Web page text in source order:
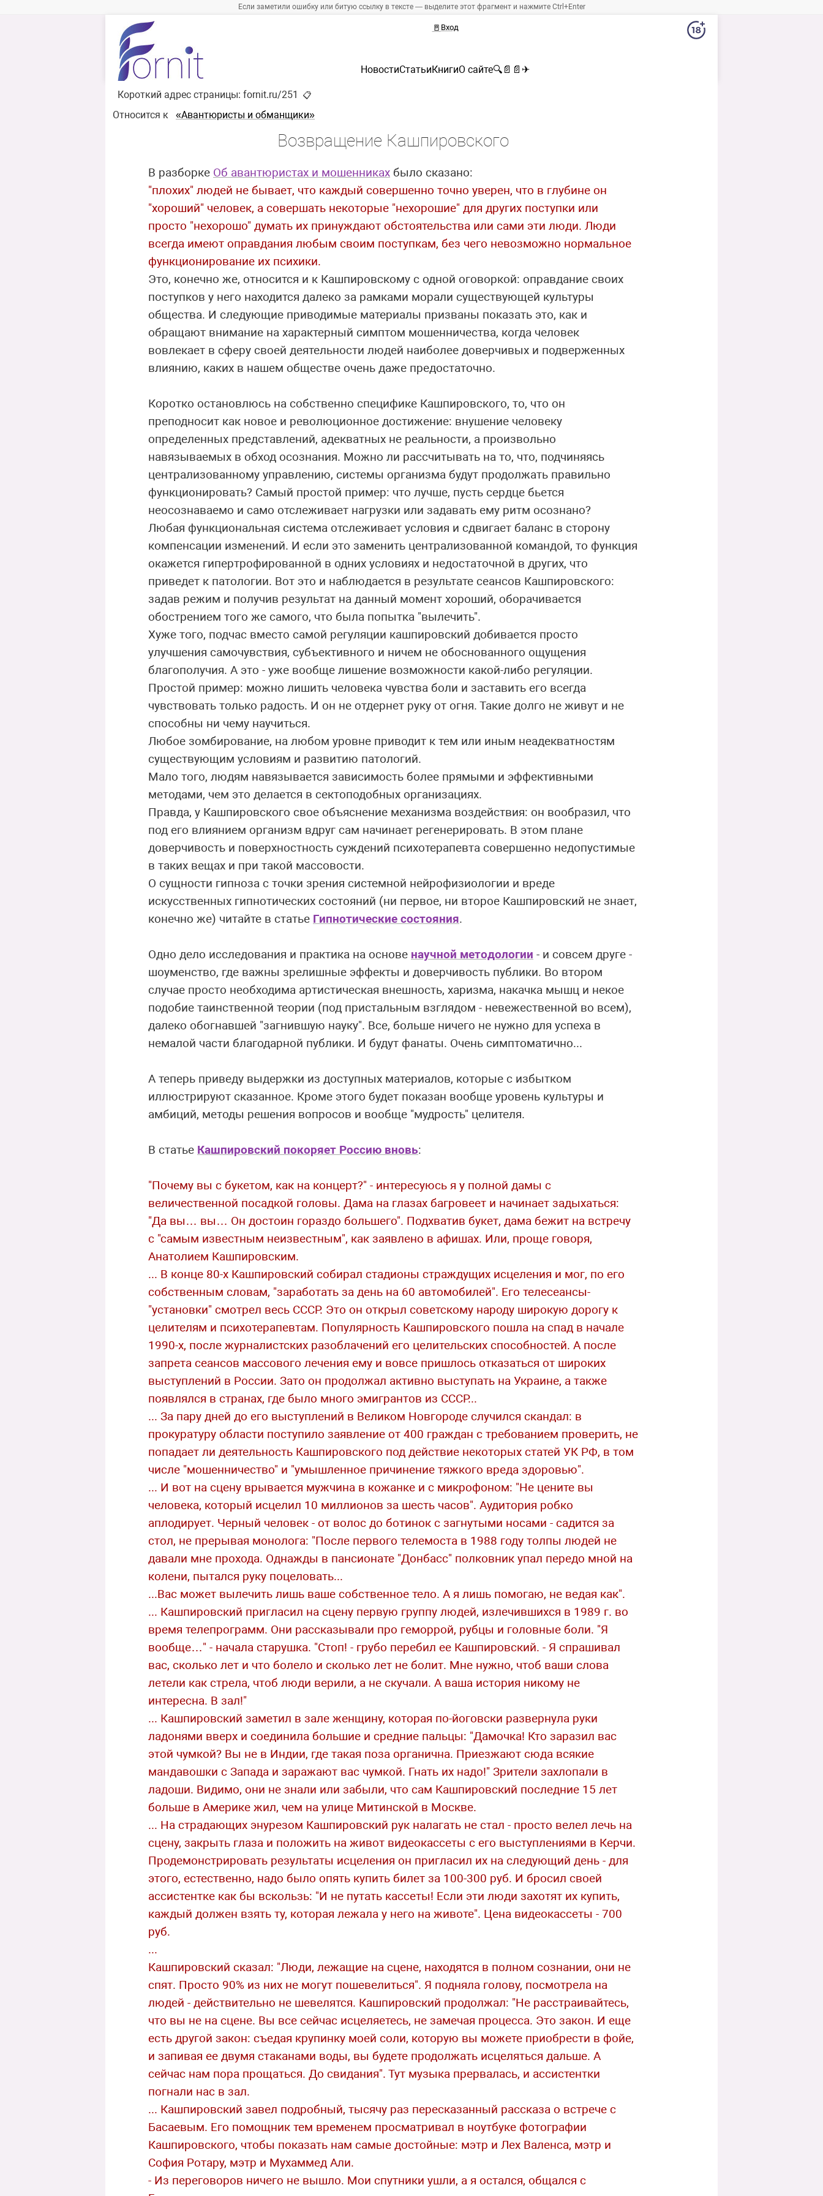
Если заметили ошибку или битую ссылку в тексте — выделите этот фрагмент и нажмите Ctrl+Enter
🚪 Вход
НовостиСтатьиКнигиО сайте🔍 📄 📄 ✈
Короткий адрес страницы: fornit.ru/251 📋
Относится к «Авантюристы и обманщики»
Возвращение Кашпировского
В разборке Об авантюристах и мошенниках было сказано:
"плохих" людей не бывает, что каждый совершенно точно уверен, что в глубине он
"хороший" человек, а совершать некоторые "нехорошие" для других поступки или
просто "нехорошо" думать их принуждают обстоятельства или сами эти люди. Люди
всегда имеют оправдания любым своим поступкам, без чего невозможно нормальное
функционирование их психики.
Это, конечно же, относится и к Кашпировскому с одной оговоркой: оправдание своих
поступков у него находится далеко за рамками морали существующей культуры
общества. И следующие приводимые материалы призваны показать это, как и
обращают внимание на характерный симптом мошенничества, когда человек
вовлекает в сферу своей деятельности людей наиболее доверчивых и подверженных
влиянию, каких в нашем обществе очень даже предостаточно.
Коротко остановлюсь на собственно специфике Кашпировского, то, что он
преподносит как новое и революционное достижение: внушение человеку
определенных представлений, адекватных не реальности, а произвольно
навязываемых в обход осознания. Можно ли рассчитывать на то, что, подчиняясь
централизованному управлению, системы организма будут продолжать правильно
функционировать? Самый простой пример: что лучше, пусть сердце бьется
неосознаваемо и само отслеживает нагрузки или задавать ему ритм осознано?
Любая функциональная система отслеживает условия и сдвигает баланс в сторону
компенсации изменений. И если это заменить централизованной командой, то функция
окажется гипертрофированной в одних условиях и недостаточной в других, что
приведет к патологии. Вот это и наблюдается в результате сеансов Кашпировского:
задав режим и получив результат на данный момент хороший, оборачивается
обострением того же самого, что была попытка "вылечить".
Хуже того, подчас вместо самой регуляции кашпировский добивается просто
улучшения самочувствия, субъективного и ничем не обоснованного ощущения
благополучия. А это - уже вообще лишение возможности какой-либо регуляции.
Простой пример: можно лишить человека чувства боли и заставить его всегда
чувствовать только радость. И он не отдернет руку от огня. Такие долго не живут и не
способны ни чему научиться.
Любое зомбирование, на любом уровне приводит к тем или иным неадекватностям
существующим условиям и развитию патологий.
Мало того, людям навязывается зависимость более прямыми и эффективными
методами, чем это делается в сектоподобных организациях.
Правда, у Кашпировского свое объяснение механизма воздействия: он вообразил, что
под его влиянием организм вдруг сам начинает регенерировать. В этом плане
доверчивость и поверхностность суждений психотерапевта совершенно недопустимые
в таких вещах и при такой массовости.
О сущности гипноза с точки зрения системной нейрофизиологии и вреде
искусственных гипнотических состояний (ни первое, ни второе Кашпировский не знает,
конечно же) читайте в статье Гипнотические состояния.
Одно дело исследования и практика на основе научной методологии - и совсем друге -
шоуменство, где важны зрелишные эффекты и доверчивость публики. Во втором
случае просто необходима артистическая внешность, харизма, накачка мышц и некое
подобие таинственной теории (под пристальным взглядом - невежественной во всем),
далеко обогнавшей "загнившую науку". Все, больше ничего не нужно для успеха в
немалой части благодарной публики. И будут фанаты. Очень симптоматично...
А теперь приведу выдержки из доступных материалов, которые с избытком
иллюстрируют сказанное. Кроме этого будет показан вообще уровень культуры и
амбиций, методы решения вопросов и вообще "мудрость" целителя.
В статье Кашпировский покоряет Россию вновь:
"Почему вы с букетом, как на концерт?" - интересуюсь я у полной дамы с
величественной посадкой головы. Дама на глазах багровеет и начинает задыхаться:
"Да вы… вы… Он достоин гораздо большего". Подхватив букет, дама бежит на встречу
с "самым известным неизвестным", как заявлено в афишах. Или, проще говоря,
Анатолием Кашпировским.
... В конце 80-х Кашпировский собирал стадионы страждущих исцеления и мог, по его
собственным словам, "заработать за день на 60 автомобилей". Его телесеансы-
"установки" смотрел весь СССР. Это он открыл советскому народу широкую дорогу к
целителям и психотерапевтам. Популярность Кашпировского пошла на спад в начале
1990-х, после журналистских разоблачений его целительских способностей. А после
запрета сеансов массового лечения ему и вовсе пришлось отказаться от широких
выступлений в России. Зато он продолжал активно выступать на Украине, а также
появлялся в странах, где было много эмигрантов из СССР...
... За пару дней до его выступлений в Великом Новгороде случился скандал: в
прокуратуру области поступило заявление от 400 граждан с требованием проверить, не
попадает ли деятельность Кашпировского под действие некоторых статей УК РФ, в том
числе "мошенничество" и "умышленное причинение тяжкого вреда здоровью".
... И вот на сцену врывается мужчина в кожанке и с микрофоном: "Не цените вы
человека, который исцелил 10 миллионов за шесть часов". Аудитория робко
аплодирует. Черный человек - от волос до ботинок с загнутыми носами - садится за
стол, не прерывая монолога: "После первого телемоста в 1988 году толпы людей не
давали мне прохода. Однажды в пансионате "Донбасс" полковник упал передо мной на
колени, пытался руку поцеловать...
...Вас может вылечить лишь ваше собственное тело. А я лишь помогаю, не ведая как".
... Кашпировский пригласил на сцену первую группу людей, излечившихся в 1989 г. во
время телепрограмм. Они рассказывали про геморрой, рубцы и головные боли. "Я
вообще…" - начала старушка. "Стоп! - грубо перебил ее Кашпировский. - Я спрашивал
вас, сколько лет и что болело и сколько лет не болит. Мне нужно, чтоб ваши слова
летели как стрела, чтоб люди верили, а не скучали. А ваша история никому не
интересна. В зал!"
... Кашпировский заметил в зале женщину, которая по-йоговски развернула руки
ладонями вверх и соединила большие и средние пальцы: "Дамочка! Кто заразил вас
этой чумкой? Вы не в Индии, где такая поза органична. Приезжают сюда всякие
мандавошки с Запада и заражают вас чумкой. Гнать их надо!" Зрители захлопали в
ладоши. Видимо, они не знали или забыли, что сам Кашпировский последние 15 лет
больше в Америке жил, чем на улице Митинской в Москве.
... На страдающих энурезом Кашпировский рук налагать не стал - просто велел лечь на
сцену, закрыть глаза и положить на живот видеокассеты с его выступлениями в Керчи.
Продемонстрировать результаты исцеления он пригласил их на следующий день - для
этого, естественно, надо было опять купить билет за 100-300 руб. И бросил своей
ассистентке как бы вскользь: "И не путать кассеты! Если эти люди захотят их купить,
каждый должен взять ту, которая лежала у него на животе". Цена видеокассеты - 700
руб.
...
Кашпировский сказал: "Люди, лежащие на сцене, находятся в полном сознании, они не
спят. Просто 90% из них не могут пошевелиться". Я подняла голову, посмотрела на
людей - действительно не шевелятся. Кашпировский продолжал: "Не расстраивайтесь,
что вы не на сцене. Вы все сейчас исцеляетесь, не замечая процесса. Это закон. И еще
есть другой закон: съедая крупинку моей соли, которую вы можете приобрести в фойе,
и запивая ее двумя стаканами воды, вы будете продолжать исцеляться дальше. А
сейчас нам пора прощаться. До свидания". Тут музыка прервалась, и ассистентки
погнали нас в зал.
... Кашпировский завел подробный, тысячу раз пересказанный рассказа о встрече с
Басаевым. Его помощник тем временем просматривал в ноутбуке фотографии
Кашпировского, чтобы показать нам самые достойные: мэтр и Лех Валенса, мэтр и
София Ротару, мэтр и Мухаммед Али.
- Из переговоров ничего не вышло. Мои спутники ушли, а я остался, общался с